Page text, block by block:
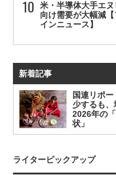
米・半導体大手エ
向け需要が大幅減
インニュース】
新着記事
国連リポ
少するも
2026年の
状」
ライターピックアップ